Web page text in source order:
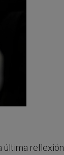
última reflexión